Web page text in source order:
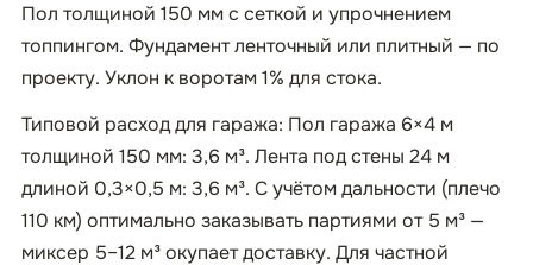
Пол толщиной 150 мм с сеткой и упрочнением
топпингом. Фундамент ленточный или плитный — по
проекту. Уклон к воротам 1% для стока.
Типовой расход для гаража: Пол гаража 6×4 м
толщиной 150 мм: 3,6 м³. Лента под стены 24 м
длиной 0,3×0,5 м: 3,6 м³. С учётом дальности (плечо
110 км) оптимально заказывать партиями от 5 м³ —
миксер 5–12 м³ окупает доставку. Для частной